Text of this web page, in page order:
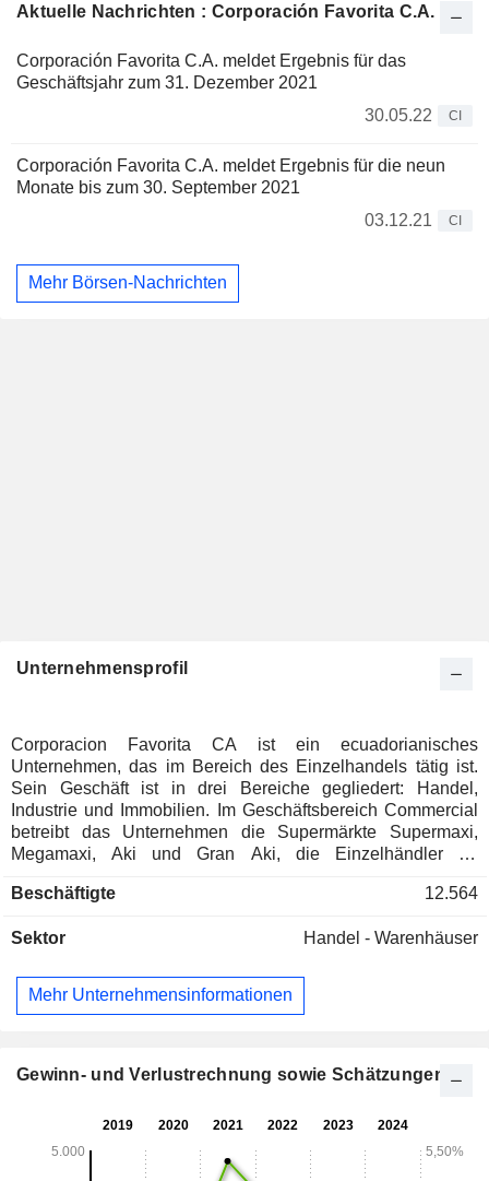
Aktuelle Nachrichten : Corporación Favorita C.A.
Corporación Favorita C.A. meldet Ergebnis für das
Geschäftsjahr zum 31. Dezember 2021
30.05.22
CI
Corporación Favorita C.A. meldet Ergebnis für die neun
Monate bis zum 30. September 2021
03.12.21
CI
Mehr Börsen-Nachrichten
Unternehmensprofil
Corporacion Favorita CA ist ein ecuadorianisches
Unternehmen, das im Bereich des Einzelhandels tätig ist.
Sein Geschäft ist in drei Bereiche gegliedert: Handel,
Industrie und Immobilien. Im Geschäftsbereich Commercial
betreibt das Unternehmen die Supermärkte Supermaxi,
Megamaxi, Aki und Gran Aki, die Einzelhändler für
TodoHogar, Sukasa und Salon de Navidad, den
Radio Shack, die Buchhandlung Mr Books sowie die
Geschäftsbereich Industrie umfasst die Aktivitäten des
Vertriebszentrums des Unternehmens sowie die Aktivitäten
Hidroelectrica Calope), ein Unternehmen, das in der
Pofasa, ein Geflügelproduzent. Im Bereich Immobilien ist
Pradera, Miraflores, Los Andes, El Jardin, El Sol, Sur und
Beschäftigte 12.564
Sektor Handel - Warenhäuser
Mehr Unternehmensinformationen
Gewinn- und Verlustrechnung sowie Schätzungen